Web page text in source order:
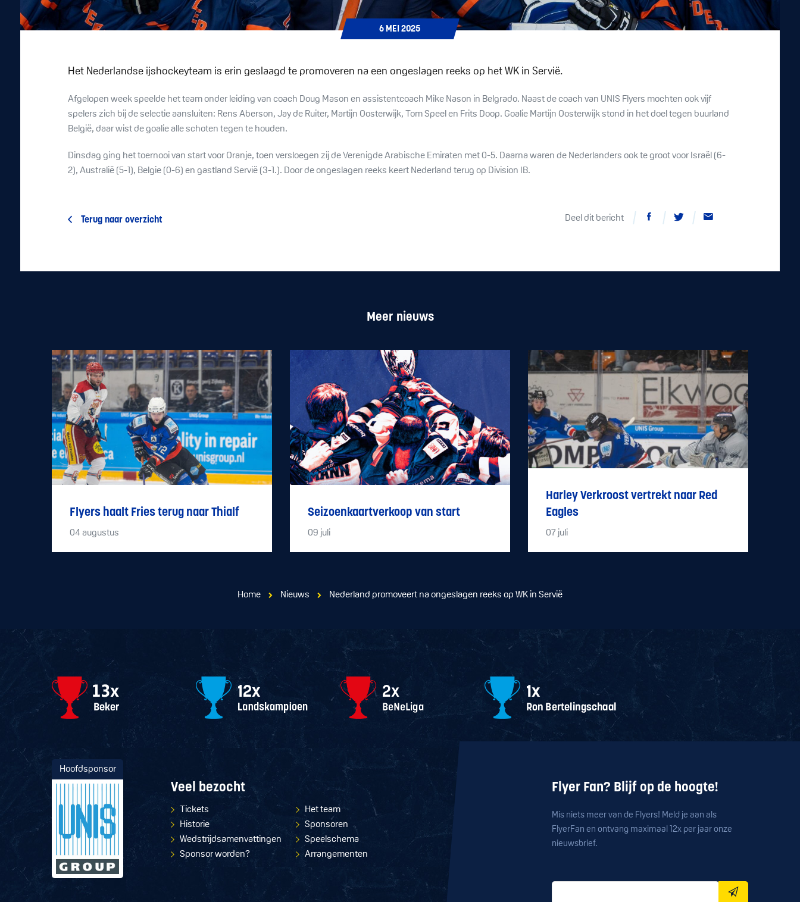
6 MEI 2025
Het Nederlandse ijshockeyteam is erin geslaagd te promoveren na een ongeslagen reeks op het WK in Servië.
Afgelopen week speelde het team onder leiding van coach Doug Mason en assistentcoach Mike Nason in Belgrado. Naast de coach van UNIS Flyers mochten ook vijf
spelers zich bij de selectie aansluiten: Rens Aberson, Jay de Ruiter, Martijn Oosterwijk, Tom Speel en Frits Doop. Goalie Martijn Oosterwijk stond in het doel tegen buurland
België, daar wist de goalie alle schoten tegen te houden.
Dinsdag ging het toernooi van start voor Oranje, toen versloegen zij de Verenigde Arabische Emiraten met 0-5. Daarna waren de Nederlanders ook te groot voor Israël (6-
2), Australië (5-1), Belgie (0-6) en gastland Servië (3-1.). Door de ongeslagen reeks keert Nederland terug op Division IB.
Terug naar overzicht Deel dit bericht
Meer nieuws
Flyers haalt Fries terug naar Thialf
04 augustus
Seizoenkaartverkoop van start
09 juli
Harley Verkroost vertrekt naar Red
Eagles
07 juli
Home Nieuws Nederland promoveert na ongeslagen reeks op WK in Servië
Hoofdsponsor
Veel bezocht
Tickets
Het team
Historie
Sponsoren
Wedstrijdsamenvattingen
Speelschema
Sponsor worden?
Arrangementen
Flyer Fan? Blijf op de hoogte!
Mis niets meer van de Flyers! Meld je aan als
FlyerFan en ontvang maximaal 12x per jaar onze
nieuwsbrief.